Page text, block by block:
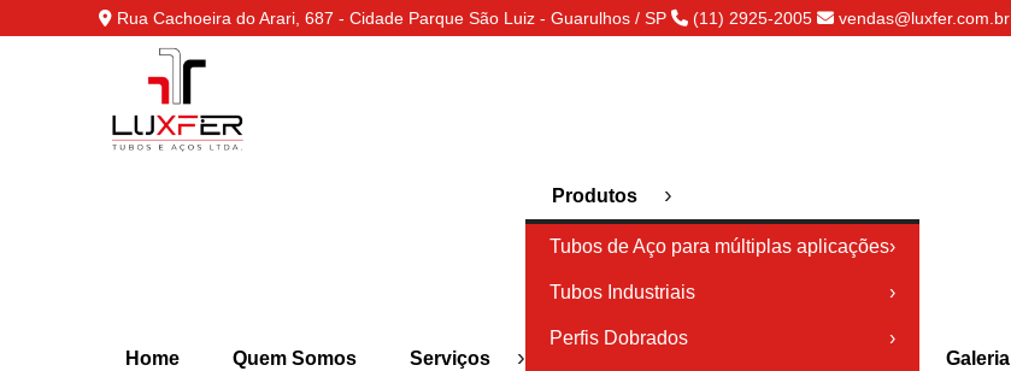
Rua Cachoeira do Arari, 687 - Cidade Parque São Luiz - Guarulhos / SP (11) 2925-2005 vendas@luxfer.com.br
Home Quem Somos Serviços ›
Produtos ›
Tubos de Aço para múltiplas aplicações›
Tubos Industriais ›
Perfis Dobrados ›
Galeria